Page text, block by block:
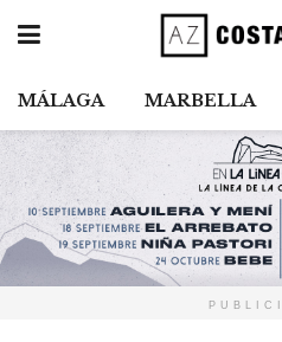
MÁLAGA MARBELLA